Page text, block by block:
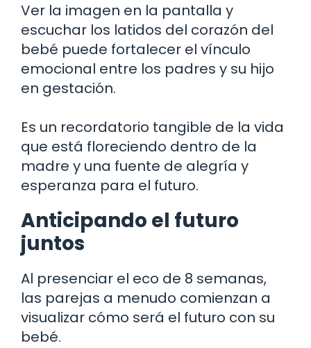
Ver la imagen en la pantalla y
escuchar los latidos del corazón del
bebé puede fortalecer el vínculo
emocional entre los padres y su hijo
en gestación.
Es un recordatorio tangible de la vida
que está floreciendo dentro de la
madre y una fuente de alegría y
esperanza para el futuro.
Anticipando el futuro
juntos
Al presenciar el eco de 8 semanas,
las parejas a menudo comienzan a
visualizar cómo será el futuro con su
bebé.